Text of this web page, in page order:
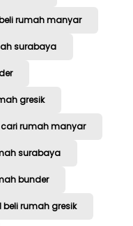
rumah manyar
surabaya
gresik
cari rumah manyar
surabaya
bunder
beli rumah gresik